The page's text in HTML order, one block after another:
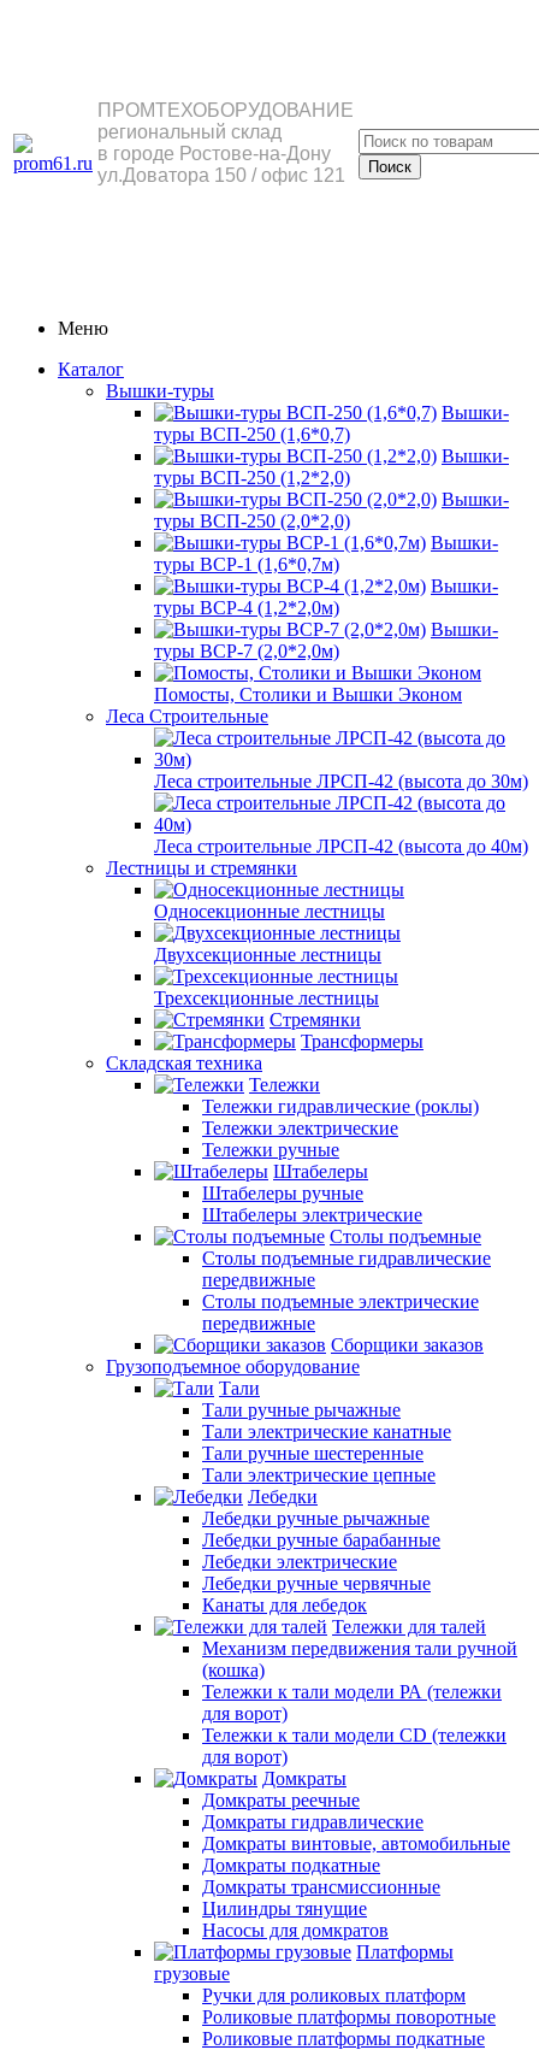
ПРОМТЕХОБОРУДОВАНИЕ
региональный склад
в городе Ростове-на-Дону
ул.Доватора 150 / офис 121
Меню
Каталог
Вышки-туры
Вышки-
туры ВСП-250 (1,6*0,7)
Вышки-
туры ВСП-250 (1,2*2,0)
Вышки-
туры ВСП-250 (2,0*2,0)
Вышки-
туры ВСР-1 (1,6*0,7м)
Вышки-
туры ВСР-4 (1,2*2,0м)
Вышки-
туры ВСР-7 (2,0*2,0м)
Помосты, Столики и Вышки Эконом
Леса Строительные
Леса строительные ЛРСП-42 (высота до 30м)
Леса строительные ЛРСП-42 (высота до 40м)
Лестницы и стремянки
Односекционные лестницы
Двухсекционные лестницы
Трехсекционные лестницы
Стремянки
Трансформеры
Складская техника
Тележки
Тележки гидравлические (роклы)
Тележки электрические
Тележки ручные
Штабелеры
Штабелеры ручные
Штабелеры электрические
Столы подъемные
Столы подъемные гидравлические
передвижные
Столы подъемные электрические
передвижные
Сборщики заказов
Грузоподъемное оборудование
Тали
Тали ручные рычажные
Тали электрические канатные
Тали ручные шестеренные
Тали электрические цепные
Лебедки
Лебедки ручные рычажные
Лебедки ручные барабанные
Лебедки электрические
Лебедки ручные червячные
Канаты для лебедок
Тележки для талей
Механизм передвижения тали ручной
(кошка)
Тележки к тали модели РА (тележки
для ворот)
Тележки к тали модели CD (тележки
для ворот)
Домкраты
Домкраты реечные
Домкраты гидравлические
Домкраты винтовые, автомобильные
Домкраты подкатные
Домкраты трансмиссионные
Цилиндры тянущие
Насосы для домкратов
Платформы
грузовые
Ручки для роликовых платформ
Роликовые платформы поворотные
Роликовые платформы подкатные